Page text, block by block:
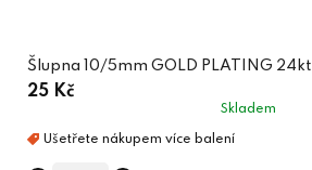
Šlupna 10/5mm GOLD PLATING 24kt
25 Kč
Skladem